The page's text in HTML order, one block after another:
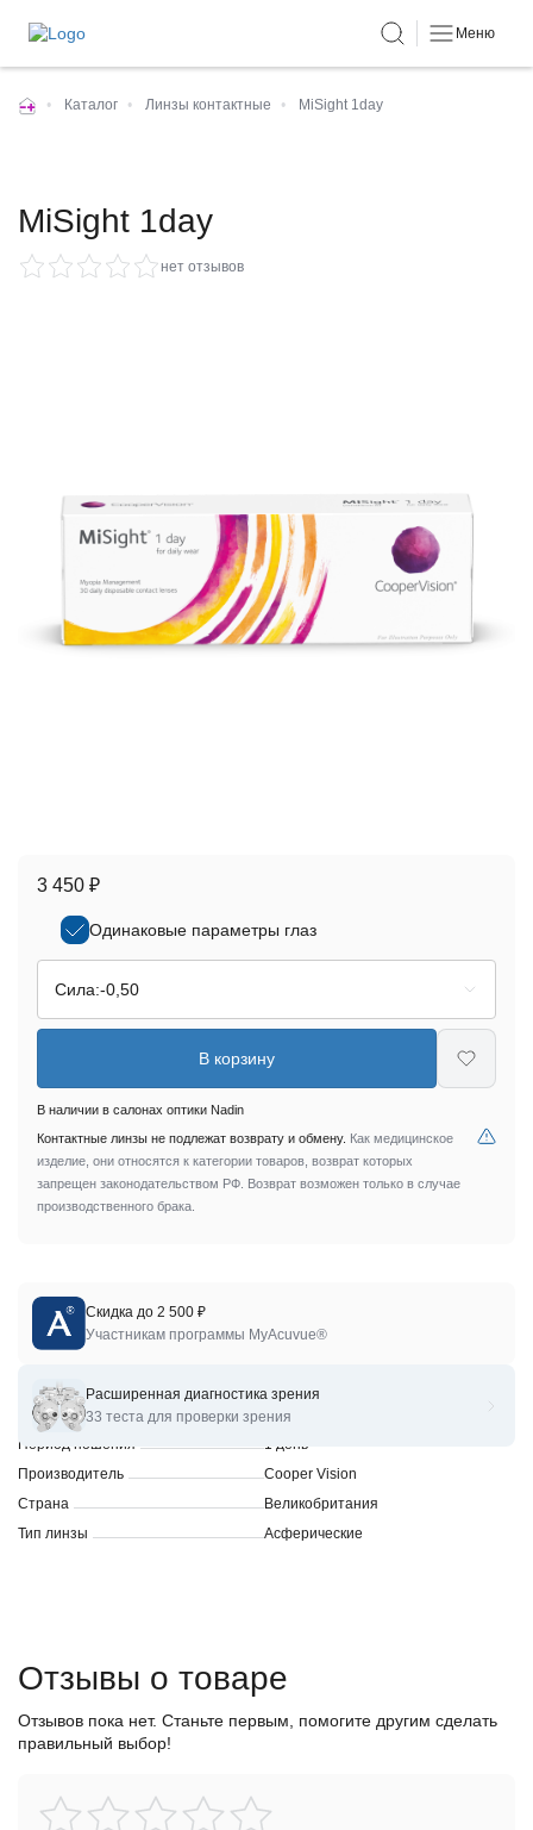
Меню
• Каталог • Линзы контактные • MiSight 1day
MiSight 1day
нет отзывов
Линзы для коррекции зрения MiSight 1day
Характеристики
Бренд
Cooper Vision
Период ношения
1 день
Производитель
Cooper Vision
Страна
Великобритания
Тип линзы
Асферические
3 450 ₽
Одинаковые параметры глаз
Сила:-0,50
В корзину
В наличии в салонах оптики Nadin
Контактные линзы не подлежат возврату и обмену. Как медицинское
изделие, они относятся к категории товаров, возврат которых
запрещен законодательством РФ. Возврат возможен только в случае
производственного брака.
Скидка до 2 500 ₽
Участникам программы MyAcuvue®
Расширенная диагностика зрения
33 теста для проверки зрения
Отзывы о товаре
Отзывов пока нет. Станьте первым, помогите другим сделать
правильный выбор!